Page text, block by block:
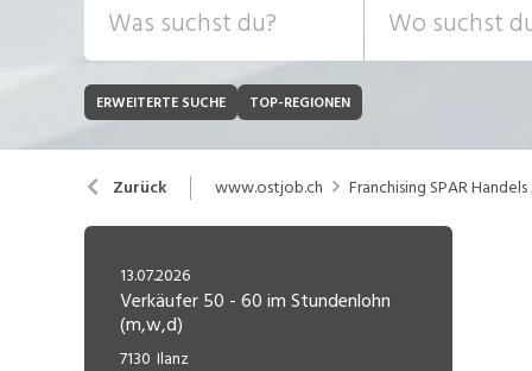
JOB-TYP
Festanstellung
Freelance
Lehrstelle
Bank, Versicherung
Chemie, Pharma, Biotechnologie
Engineering, Technik, Architektur
Gastronomie, Hotellerie,
Tourismus, Lebensmittel
ERWEITERTE SUCHE TOP-REGIONEN
Zurück www.ostjob.ch Franchising SPAR Handels
13.07.2026
Verkäufer 50 - 60 im Stundenlohn
(m,w,d)
7130 Ilanz